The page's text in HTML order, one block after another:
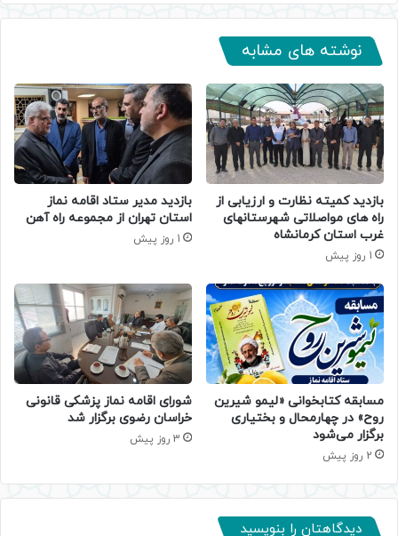
نوشته های مشابه
بازدید کمیته نظارت و ارزیابی از
راه های مواصلاتی شهرستانهای
غرب استان کرمانشاه
1 روز پیش
بازدید مدیر ستاد اقامه نماز
استان تهران از مجموعه راه آهن
1 روز پیش
مسابقه کتابخوانی «لیمو شیرین
روح» در چهارمحال و بختیاری
برگزار می‌شود
2 روز پیش
شورای اقامه نماز پزشکی قانونی
خراسان رضوی برگزار شد
3 روز پیش
دیدگاهتان را بنویسید